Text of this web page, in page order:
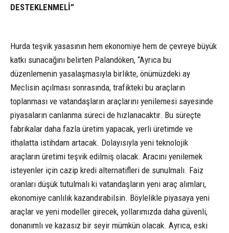
DESTEKLENMELİ”
Hurda teşvik yasasının hem ekonomiye hem de çevreye büyük
katkı sunacağını belirten Palandöken, “Ayrıca bu
düzenlemenin yasalaşmasıyla birlikte, önümüzdeki ay
Meclisin açılması sonrasında, trafikteki bu araçların
toplanması ve vatandaşların araçlarını yenilemesi sayesinde
piyasaların canlanma süreci de hızlanacaktır. Bu süreçte
fabrikalar daha fazla üretim yapacak, yerli üretimde ve
ithalatta istihdam artacak. Dolayısıyla yeni teknolojik
araçların üretimi teşvik edilmiş olacak. Aracını yenilemek
isteyenler için cazip kredi alternatifleri de sunulmalı. Faiz
oranları düşük tutulmalı ki vatandaşların yeni araç alımları,
ekonomiye canlılık kazandırabilsin. Böylelikle piyasaya yeni
araçlar ve yeni modeller girecek, yollarımızda daha güvenli,
donanımlı ve kazasız bir seyir mümkün olacak. Ayrıca, eski